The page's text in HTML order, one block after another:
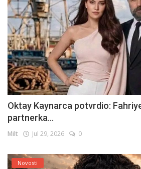
Oktay Kaynarca potvrdio:
partnerka...
Milt Jul 29, 2026 0
Novosti